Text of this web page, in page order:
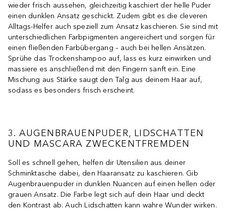
wieder frisch aussehen, gleichzeitig kaschiert der helle Puder
einen dunklen Ansatz geschickt. Zudem gibt es die cleveren
Alltags-Helfer auch speziell zum Ansatz kaschieren. Sie sind mit
unterschiedlichen Farbpigmenten angereichert und sorgen für
einen fließenden Farbübergang – auch bei hellen Ansätzen.
Sprühe das Trockenshampoo auf, lass es kurz einwirken und
massiere es anschließend mit den Fingern sanft ein. Eine
Mischung aus Stärke saugt den Talg aus deinem Haar auf,
sodass es besonders frisch erscheint.
3. AUGENBRAUENPUDER, LIDSCHATTEN
UND MASCARA ZWECKENTFREMDEN
Soll es schnell gehen, helfen dir Utensilien aus deiner
Schminktasche dabei, den Haaransatz zu kaschieren. Gib
Augenbrauenpuder in dunklen Nuancen auf einen hellen oder
grauen Ansatz. Die Farbe legt sich auf dein Haar und deckt
den Kontrast ab. Auch Lidschatten kann wahre Wunder wirken.